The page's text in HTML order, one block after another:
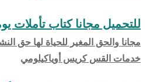
للتحميل مجانا كتاب تأملات
مجانا والحق المغير للحياة لها حق
خدمات القس كريس أوياكيلومي